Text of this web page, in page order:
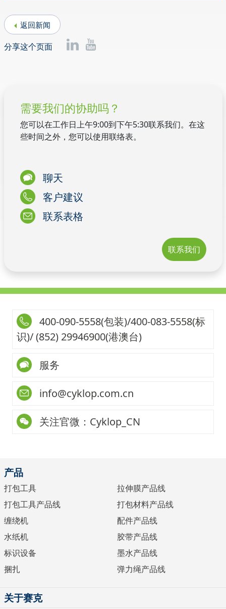
返回新闻
分享这个页面
需要我们的协助吗？
您可以在工作日上午9:00到下午5:30联系我们。在这
些时间之外，您可以使用联络表。
聊天
客户建议
联系表格
联系我们
400-090-5558(包装)/400-083-5558(标
识)/ (852) 29946900(港澳台)
服务
info@cyklop.com.cn
关注官微：Cyklop_CN
产品
打包工具
打包工具产品线
缠绕机
水纸机
标识设备
捆扎
拉伸膜产品线
打包材料产品线
配件产品线
胶带产品线
墨水产品线
弹力绳产品线
关于赛克